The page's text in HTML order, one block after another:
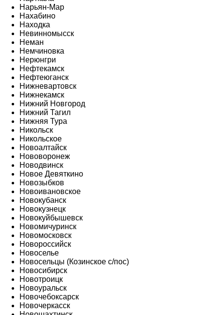
Нарьян-Мар
Нахабино
Находка
Невинномысск
Неман
Немчиновка
Нерюнгри
Нефтекамск
Нефтеюганск
Нижневартовск
Нижнекамск
Нижний Новгород
Нижний Тагил
Нижняя Тура
Никольск
Никольское
Новоалтайск
Нововоронеж
Новодвинск
Новое Девяткино
Новозыбков
Новоивановское
Новокубанск
Новокузнецк
Новокуйбышевск
Новомичуринск
Новомосковск
Новороссийск
Новоселье
Новосельцы (Козинское с/пос)
Новосибирск
Новотроицк
Новоуральск
Новочебоксарск
Новочеркасск